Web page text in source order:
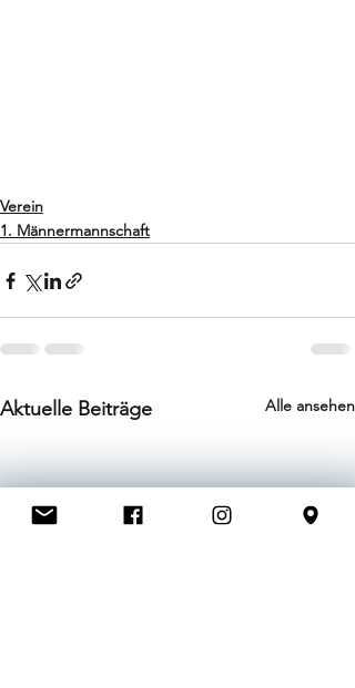
Verein
1. Männermannschaft
Aktuelle Beiträge Alle ansehen